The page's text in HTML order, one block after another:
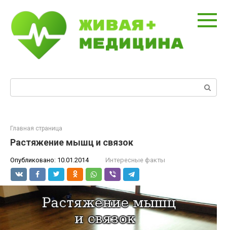
контенту
Главная страница
Растяжение мышц и связок
Опубликовано: 10.01.2014 Интересные факты